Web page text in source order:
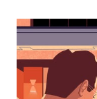
头
浏